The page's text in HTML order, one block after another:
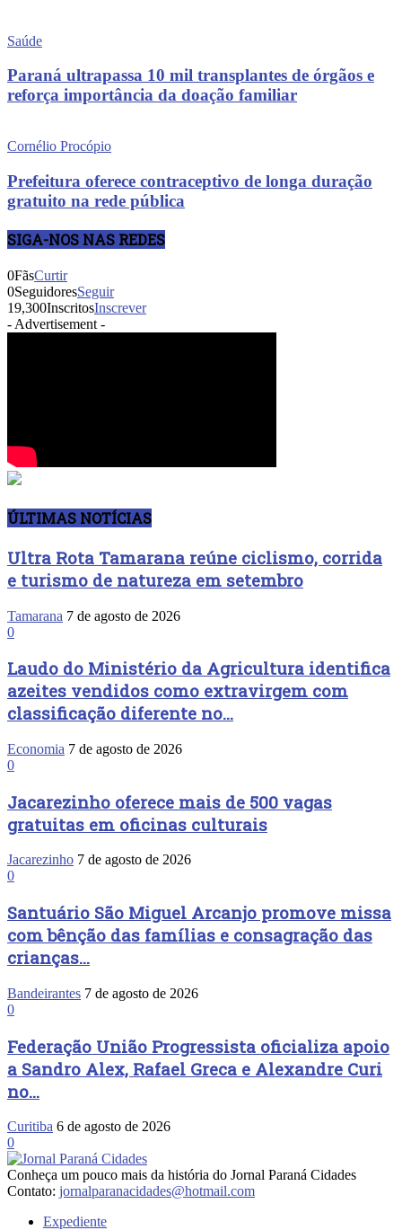
Saúde
Paraná ultrapassa 10 mil transplantes de órgãos e
reforça importância da doação familiar
Cornélio Procópio
Prefeitura oferece contraceptivo de longa duração
gratuito na rede pública
SIGA-NOS NAS REDES
0FãsCurtir
0SeguidoresSeguir
19,300InscritosInscrever
- Advertisement -
ÚLTIMAS NOTÍCIAS
Ultra Rota Tamarana reúne ciclismo, corrida
e turismo de natureza em setembro
Tamarana 7 de agosto de 2026
0
Laudo do Ministério da Agricultura identifica
azeites vendidos como extravirgem com
classificação diferente no...
Economia 7 de agosto de 2026
0
Jacarezinho oferece mais de 500 vagas
gratuitas em oficinas culturais
Jacarezinho 7 de agosto de 2026
0
Santuário São Miguel Arcanjo promove missa
com bênção das famílias e consagração das
crianças...
Bandeirantes 7 de agosto de 2026
0
Federação União Progressista oficializa apoio
a Sandro Alex, Rafael Greca e Alexandre Curi
no...
Curitiba 6 de agosto de 2026
0
Conheça um pouco mais da história do Jornal Paraná Cidades
Contato: jornalparanacidades@hotmail.com
Expediente